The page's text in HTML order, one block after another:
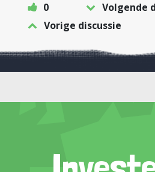
0
Volgende
Vorige discussie